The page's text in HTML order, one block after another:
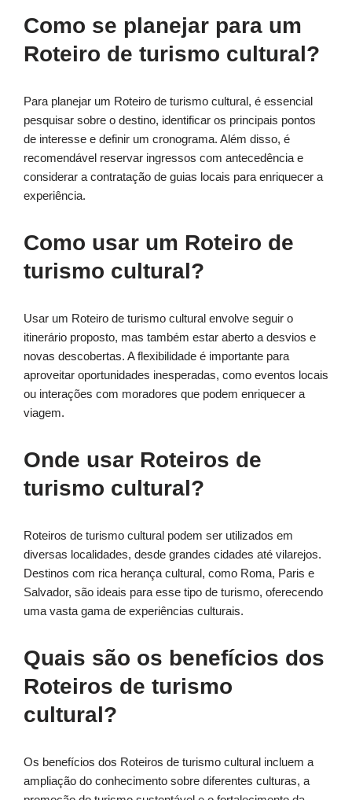
Como se planejar para um
Roteiro de turismo cultural?
Para planejar um Roteiro de turismo cultural, é essencial
pesquisar sobre o destino, identificar os principais pontos
de interesse e definir um cronograma. Além disso, é
recomendável reservar ingressos com antecedência e
considerar a contratação de guias locais para enriquecer a
experiência.
Como usar um Roteiro de
turismo cultural?
Usar um Roteiro de turismo cultural envolve seguir o
itinerário proposto, mas também estar aberto a desvios e
novas descobertas. A flexibilidade é importante para
aproveitar oportunidades inesperadas, como eventos locais
ou interações com moradores que podem enriquecer a
viagem.
Onde usar Roteiros de
turismo cultural?
Roteiros de turismo cultural podem ser utilizados em
diversas localidades, desde grandes cidades até vilarejos.
Destinos com rica herança cultural, como Roma, Paris e
Salvador, são ideais para esse tipo de turismo, oferecendo
uma vasta gama de experiências culturais.
Quais são os benefícios dos
Roteiros de turismo
cultural?
Os benefícios dos Roteiros de turismo cultural incluem a
ampliação do conhecimento sobre diferentes culturas, a